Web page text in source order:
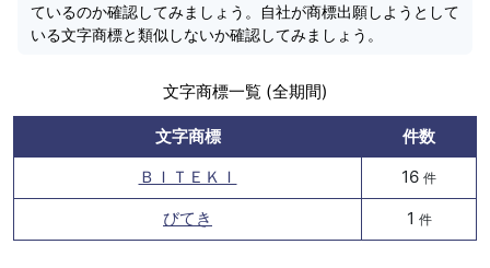
ているのか確認してみましょう。自社が商標出願しようとして
いる文字商標と類似しないか確認してみましょう。
文字商標一覧 (全期間)
文字商標
件数
ＢＩＴＥＫＩ
16 件
びてき 1 件